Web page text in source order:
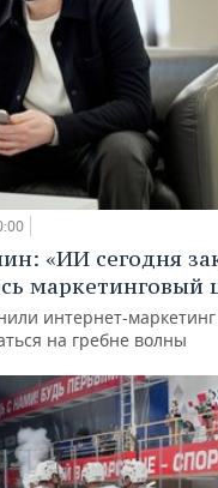
«ИИ сегодня
маркетинговый
интернет-
на гребне волны